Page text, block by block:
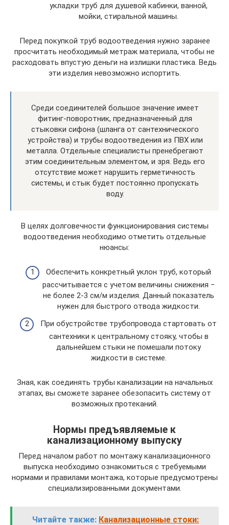
укладки труб для душевой кабинки, ванной,
мойки, стиральной машины.
Перед покупкой труб водоотведения нужно заранее
просчитать необходимый метраж материала, чтобы не
расходовать впустую деньги на излишки пластика. Ведь
эти изделия невозможно испортить.
Среди соединителей большое значение имеет
фитинг-поворотник, предназначенный для
стыковки сифона (шланга от сантехнического
устройства) и трубы водоотведения из ПВХ или
металла. Отдельные специалисты пренебрегают
этим соединительным элементом, и зря. Ведь его
отсутствие может нарушить герметичность
системы, и стык будет постоянно пропускать
воду.
В целях долговечности функционирования системы
водоотведения необходимо отметить отдельные
нюансы:
Обеспечить конкретный уклон труб, который
рассчитывается с учетом величины снижения −
не более 2-3 см/м изделия. Данный показатель
нужен для быстрого отвода жидкости.
При обустройстве трубопровода стартовать от
сантехники к центральному стояку, чтобы в
дальнейшем стыки не помешали потоку
жидкости в системе.
Зная, как соединять трубы канализации на начальных
этапах, вы сможете заранее обезопасить систему от
возможных протеканий.
Нормы предъявляемые к
канализационному выпуску
Перед началом работ по монтажу канализационного
выпуска необходимо ознакомиться с требуемыми
нормами и правилами монтажа, которые предусмотрены
специализированными документами.
Читайте также: Канализационные стоки: